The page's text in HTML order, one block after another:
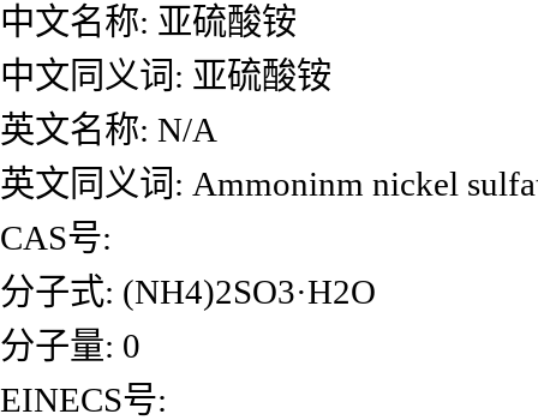
中文名称: 亚硫酸铵
中文同义词: 亚硫酸铵
英文名称: N/A
英文同义词: Ammoninm nickel
CAS号:
分子式: (NH4)2SO3·H2O
分子量: 0
EINECS号: